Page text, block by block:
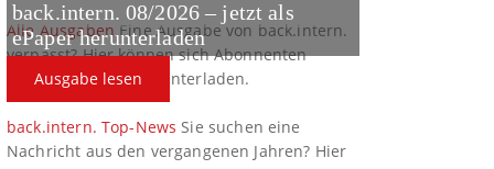
back.intern. 08/2026 – jetzt als
ePaper herunterladen
Ausgabe lesen
Alle AusgabenEine Ausgabe von back.intern.
verpasst? Hier können sich Abonnenten
ältere Ausgaben herunterladen.
back.intern. Top-News Sie suchen eine
Nachricht aus den vergangenen Jahren? Hier